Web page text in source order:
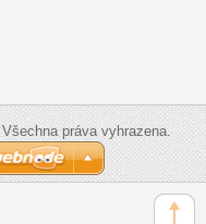
práva vyhrazena.